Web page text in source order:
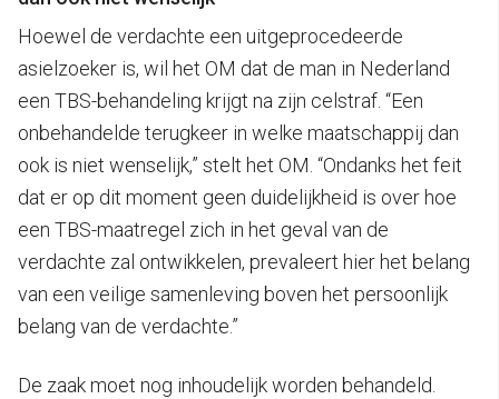
Hoewel de verdachte een uitgeprocedeerde
asielzoeker is, wil het OM dat de man in Nederland
een TBS-behandeling krijgt na zijn celstraf. “Een
onbehandelde terugkeer in welke maatschappij dan
ook is niet wenselijk,” stelt het OM. “Ondanks het feit
dat er op dit moment geen duidelijkheid is over hoe
een TBS-maatregel zich in het geval van de
verdachte zal ontwikkelen, prevaleert hier het belang
van een veilige samenleving boven het persoonlijk
belang van de verdachte.”
De zaak moet nog inhoudelijk worden behandeld.